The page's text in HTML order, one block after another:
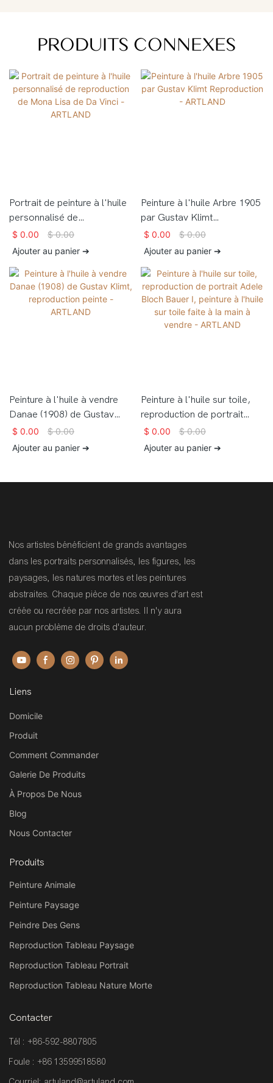
PRODUITS CONNEXES
Portrait de peinture à l'huile
personnalisé de
reproduction de Mona Lisa
de Da Vinci - ARTLAND
$ 0.00 $0.00
Ajouter au panier ➔
Peinture à l'huile Arbre 1905
par Gustav Klimt
Reproduction - ARTLAND
$ 0.00 $0.00
Ajouter au panier ➔
Peinture à l'huile à vendre
Danae (1908) de Gustav
Klimt, reproduction peinte -
ARTLAND
$ 0.00 $0.00
Ajouter au panier ➔
Peinture à l'huile sur toile,
reproduction de portrait
Adele Bloch Bauer I,
peinture à l'huile sur toile
$ 0.00 $0.00
Ajouter au panier ➔
Nos artistes bénéficient de grands avantages
dans les portraits personnalisés, les figures, les
paysages, les natures mortes et les peintures
abstraites. Chaque pièce de nos œuvres d'art est
créée ou recréée par nos artistes. Il n'y aura
aucun problème de droits d'auteur.
Liens
Domicile
Produit
Comment Commander
Galerie De Produits
À Propos De Nous
Blog
Nous Contacter
Produits
Peinture Animale
Peinture Paysage
Peindre Des Gens
Reproduction Tableau Paysage
Reproduction Tableau Portrait
Reproduction Tableau Nature Morte
Contacter
Tél : +86-592-8807805
Foule : +86 13599518580